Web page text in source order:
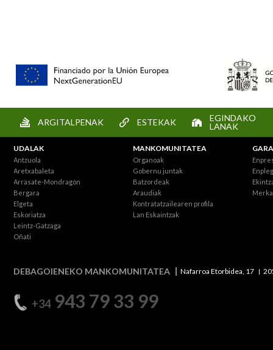
ARGITALPENAK ESTEKAK
EGINDAKO
LANAK
UDALAK
Antzuola
Aretxabaleta
Arrasate-Mondragón
Bergara
Elgeta
Eskoriatza
Leintz-Gatzaga
Oñati
MANKOMUNITATEA
Organoak
Gobernu juntak
Batzordeak
Araudiak
Kontratatzailearen profila
Lan Eskaintzak
DEBAGOIENEKO MANKOMUNITATEA Nafarroa Etorbidea, 17
+34943 79 33 99